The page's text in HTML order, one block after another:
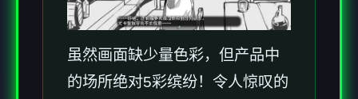
虽然画面缺少量色彩，但产品中
的场所绝对5彩缤纷！令人惊叹的